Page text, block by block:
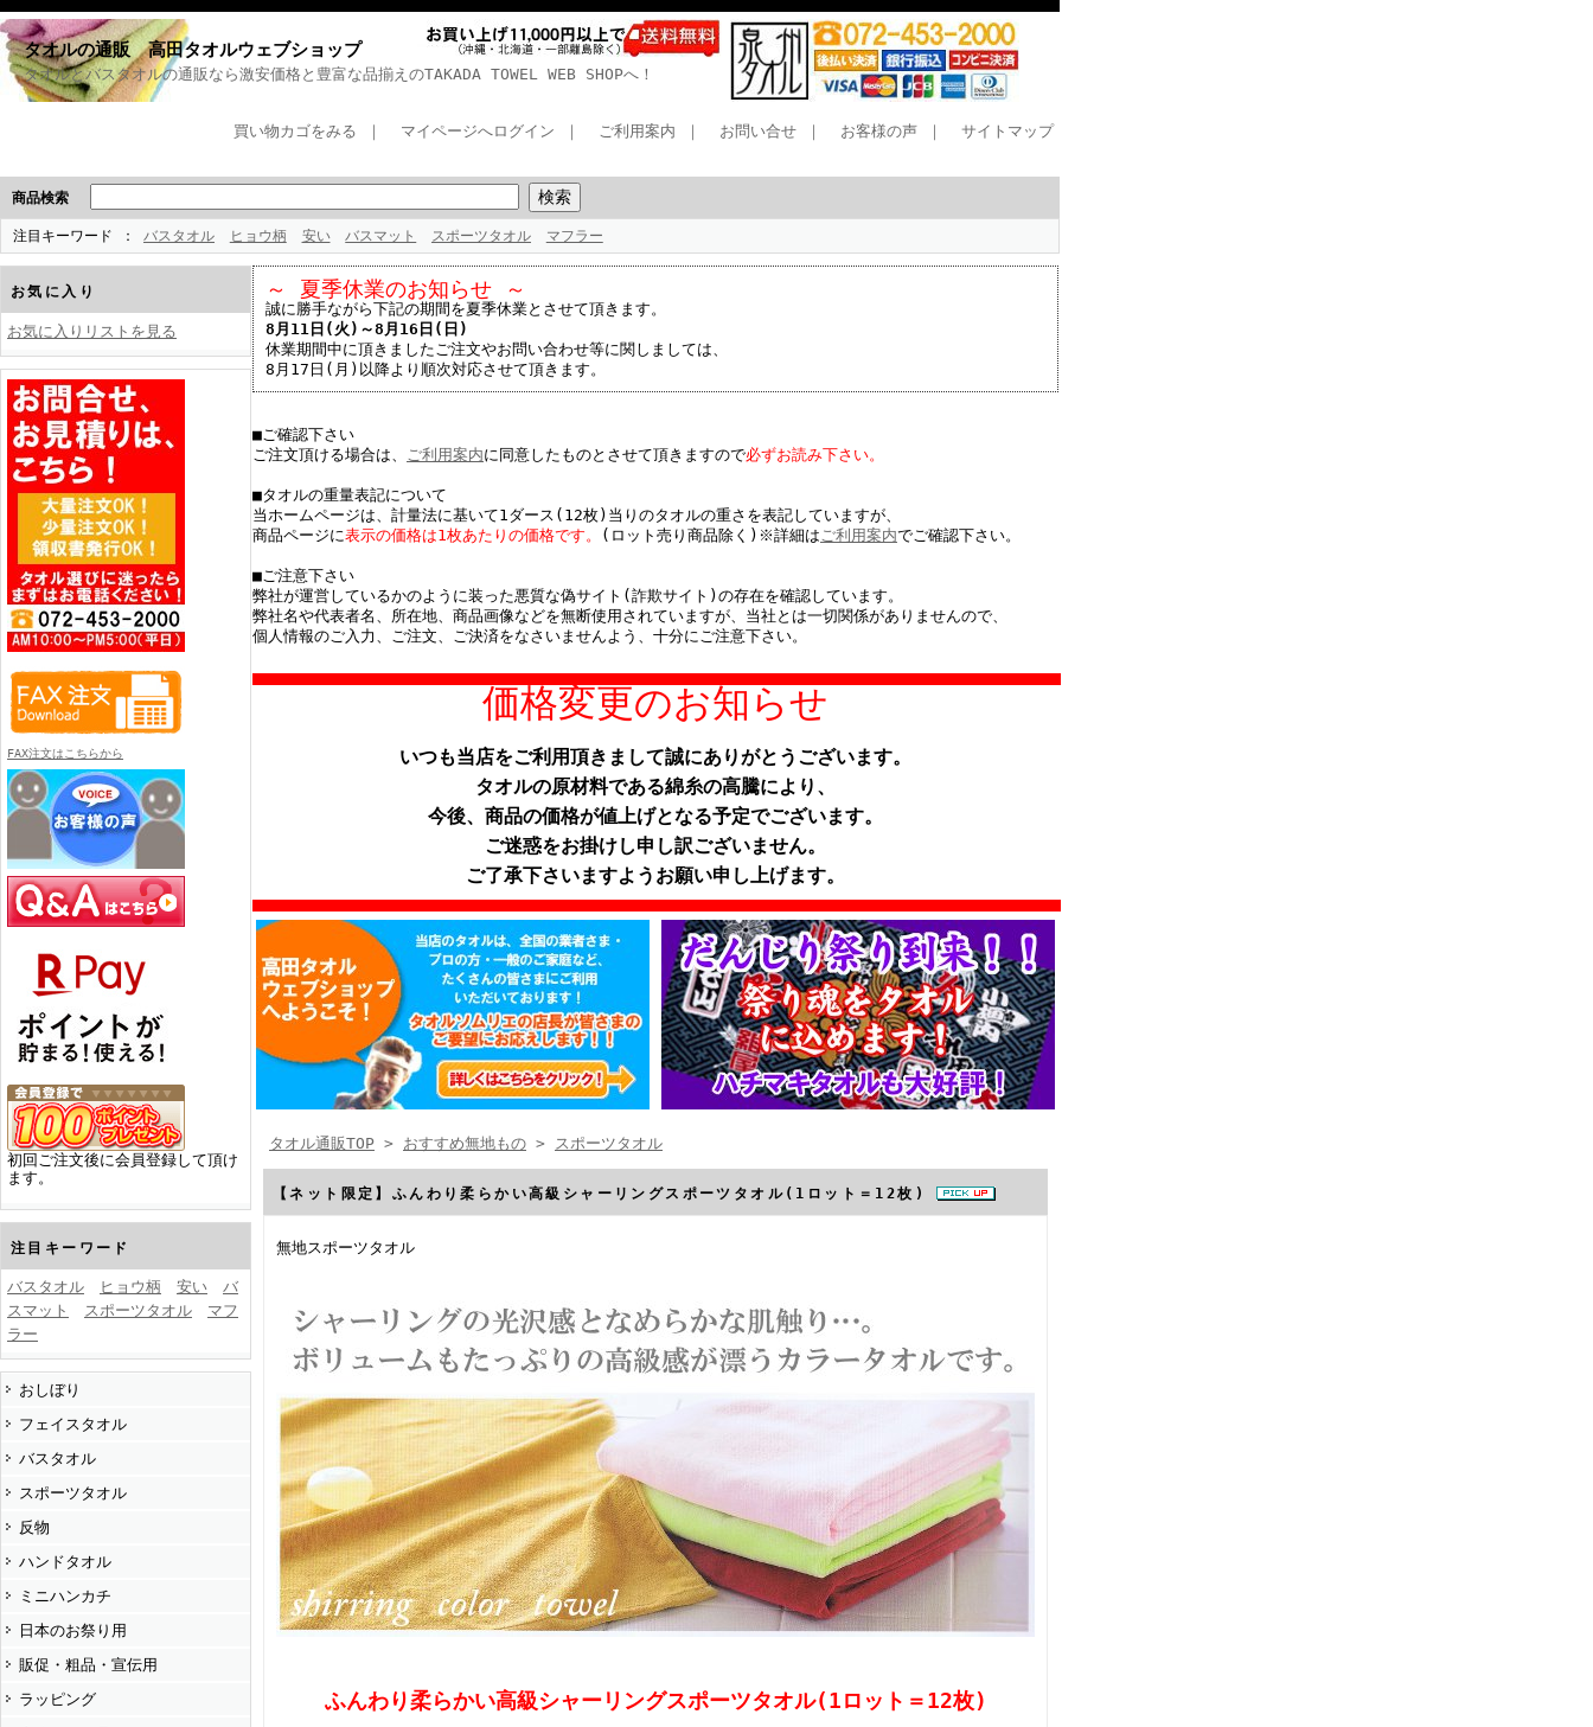
タオルの通販 高田タオルウェブショップ
タオルとバスタオルの通販なら激安価格と豊富な品揃えのTAKADA TOWEL WEB SHOPへ！
買い物カゴをみる ｜ マイページへログイン ｜ ご利用案内 ｜ お問い合せ ｜ お客様の声 ｜ サイトマップ
商品検索
注目キーワード バスタオル ヒョウ柄 安い バスマット スポーツタオル マフラー
お気に入り
お気に入りリストを見る
FAX注文はこちらから
初回ご注文後に会員登録して頂け
ます。
注目キーワード
バスタオル ヒョウ柄 安い
バ
スマット
スポーツタオル
マフ
ラー
おしぼり
フェイスタオル
バスタオル
スポーツタオル
反物
ハンドタオル
ミニハンカチ
日本のお祭り用
販促・粗品・宣伝用
ラッピング
～ 夏季休業のお知らせ ～
誠に勝手ながら下記の期間を夏季休業とさせて頂きます。
8月11日(火)～8月16日(日)
休業期間中に頂きましたご注文やお問い合わせ等に関しましては、
8月17日(月)以降より順次対応させて頂きます。
■ご確認下さい
ご注文頂ける場合は、 ご利用案内に同意したものとさせて頂きますので必ずお読み下さい。
■タオルの重量表記について
当ホームページは、計量法に基いて1ダース(12枚)当りのタオルの重さを表記していますが、
商品ページに表示の価格は1枚あたりの価格です。 (ロット売り商品除く)※詳細はご利用案内でご確認下さい。
■ご注意下さい
弊社が運営しているかのように装った悪質な偽サイト(詐欺サイト)の存在を確認しています。
弊社名や代表者名、所在地、商品画像などを無断使用されていますが、当社とは一切関係がありませんので、
個人情報のご入力、ご注文、ご決済をなさいませんよう、十分にご注意下さい。
価格変更のお知らせ
いつも当店をご利用頂きまして誠にありがとうございます。
タオルの原材料である綿糸の高騰により、
今後、商品の価格が値上げとなる予定でございます。
ご迷惑をお掛けし申し訳ございません。
ご了承下さいますようお願い申し上げます。
タオル通販TOP > おすすめ無地もの > スポーツタオル
【ネット限定】ふんわり柔らかい高級シャーリングスポーツタオル(1ロット＝12枚)
無地スポーツタオル
ふんわり柔らかい高級シャーリングスポーツタオル(1ロット＝12枚)